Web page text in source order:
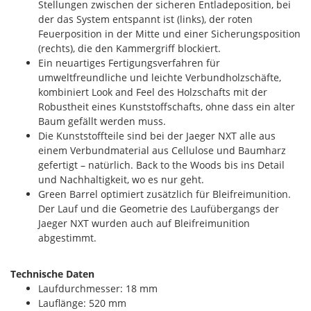
Stellungen zwischen der sicheren Entladeposition, bei
der das System entspannt ist (links), der roten
Feuerposition in der Mitte und einer Sicherungsposition
(rechts), die den Kammergriff blockiert.
Ein neuartiges Fertigungsverfahren für
umweltfreundliche und leichte Verbundholzschäfte,
kombiniert Look and Feel des Holzschafts mit der
Robustheit eines Kunststoffschafts, ohne dass ein alter
Baum gefällt werden muss.
Die Kunststoffteile sind bei der Jaeger NXT alle aus
einem Verbundmaterial aus Cellulose und Baumharz
gefertigt – natürlich. Back to the Woods bis ins Detail
und Nachhaltigkeit, wo es nur geht.
Green Barrel optimiert zusätzlich für Bleifreimunition.
Der Lauf und die Geometrie des Laufübergangs der
Jaeger NXT wurden auch auf Bleifreimunition
abgestimmt.
Technische Daten
Laufdurchmesser: 18 mm
Lauflänge: 520 mm